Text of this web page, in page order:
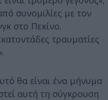
συνομιλίες με τον
στο Πεκίνο.
τραυματίες
θα είναι ένα μήνυμα
αυτή τη σύγκρουση